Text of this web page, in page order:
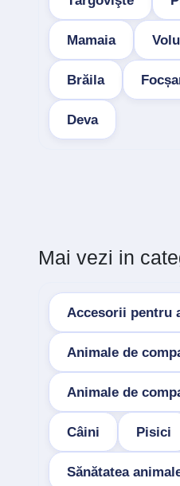
Mamaia
Brăila
Deva
Mai vezi in
Accesorii pentru
Animale de
Animale de
Câini Pisici
Sănătatea